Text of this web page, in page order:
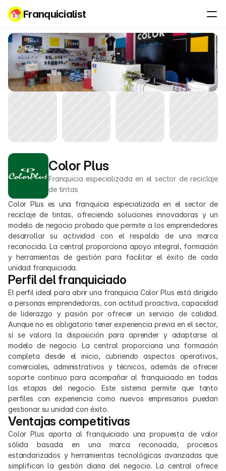
Franquicialist
Color Plus
Franquicia especializada en el sector de reciclaje
de tintas
Color Plus es una franquicia especializada en el sector de
reciclaje de tintas, ofreciendo soluciones innovadoras y un
modelo de negocio probado que permite a los emprendedores
desarrollar su actividad con el respaldo de una marca
reconocida. La central proporciona apoyo integral, formación
y herramientas de gestión para facilitar el éxito de cada
unidad franquiciada.
Perfil del franquiciado
El perfil ideal para abrir una franquicia Color Plus está dirigido
a personas emprendedoras, con actitud proactiva, capacidad
de liderazgo y pasión por ofrecer un servicio de calidad.
Aunque no es obligatorio tener experiencia previa en el sector,
sí se valora la disposición para aprender y adaptarse al
modelo de negocio. La central proporciona una formación
completa desde el inicio, cubriendo aspectos operativos,
comerciales, administrativos y técnicos, además de ofrecer
soporte continuo para acompañar al franquiciado en todas
las etapas del negocio. Este sistema permite que tanto
perfiles con experiencia como nuevos empresarios puedan
gestionar su unidad con éxito.
Ventajas competitivas
Color Plus aporta al franquiciado una propuesta de valor
sólida basada en una marca reconocida, procesos
estandarizados y herramientas tecnológicas avanzadas que
simplifican la gestión diaria del negocio. La central ofrece